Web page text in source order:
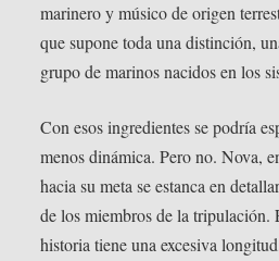
marinero y músico de origen
que supone toda una distinción,
grupo de marinos nacidos en los
Con esos ingredientes se podría
menos dinámica. Pero no. Nova,
hacia su meta se estanca en
de los miembros de la tripulación.
historia tiene una excesiva